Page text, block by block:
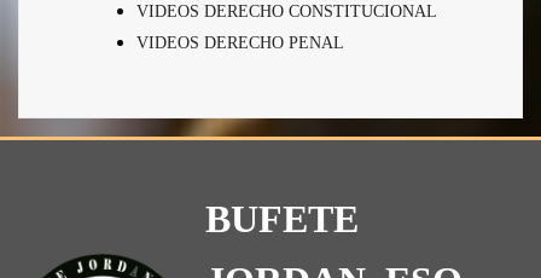
VIDEOS DERECHO CONSTITUCIONAL
VIDEOS DERECHO PENAL
BUFETE